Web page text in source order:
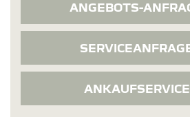
ANGEBOTS-
ANKAUFSERVICE